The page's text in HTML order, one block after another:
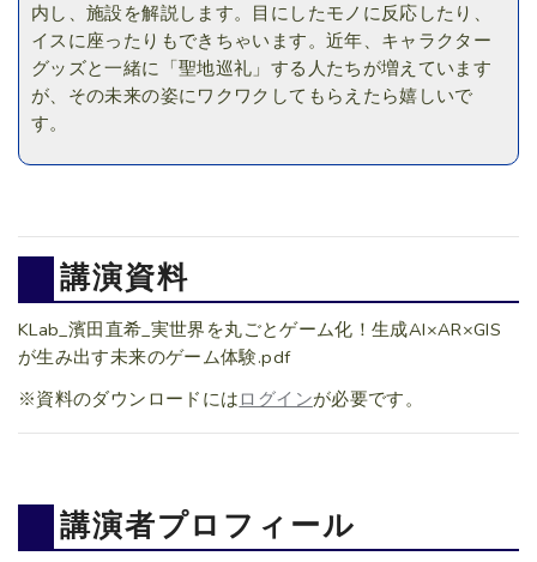
内し、施設を解説します。目にしたモノに反応したり、
イスに座ったりもできちゃいます。近年、キャラクター
グッズと一緒に「聖地巡礼」する人たちが増えています
が、その未来の姿にワクワクしてもらえたら嬉しいで
す。
講演資料
KLab_濱田直希_実世界を丸ごとゲーム化！生成AI×AR×GIS
が生み出す未来のゲーム体験.pdf
※資料のダウンロードには ログインが必要です。
講演者プロフィール